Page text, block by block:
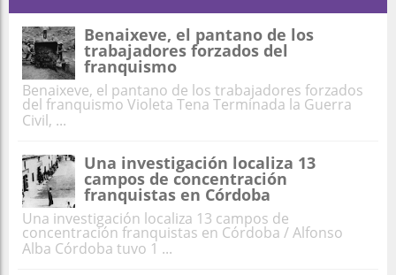
Benaixeve, el pantano de los
trabajadores forzados del
franquismo
Benaixeve, el pantano de los trabajadores forzados
del franquismo Violeta Tena Terminada la Guerra
Civil, ...
Una investigación localiza 13
campos de concentración
franquistas en Córdoba
Una investigación localiza 13 campos de
concentración franquistas en Córdoba / Alfonso
Alba Córdoba tuvo 1 ...